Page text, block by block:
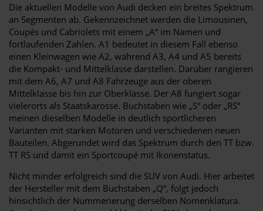
Die aktuellen Modelle von Audi decken ein breites Spektrum
an Segmenten ab. Gekennzeichnet werden die Limousinen,
Coupés und Cabriolets mit einem „A“ im Namen und
fortlaufenden Zahlen. A1 bedeutet in diesem Fall ebenso
einen Kleinwagen wie A2, während A3, A4 und A5 bereits
die Kompakt- und Mittelklasse darstellen. Darüber rangieren
mit dem A6, A7 und A8 Fahrzeuge aus der oberen
Mittelklasse bis hin zur Oberklasse. Der A8 fungiert sogar
vielerorts als Staatskarosse. Buchstaben wie „S“ oder „RS“
meinen dieselben Modelle in deutlich sportlicheren
Varianten mit starken Motoren und verschiedenen neuen
Bauteilen. Abgerundet wird das Spektrum durch den TT bzw.
TT RS und damit ein Sportcoupé mit Ikonenstatus.
Nicht minder erfolgreich sind die SUV von Audi. Hier arbeitet
der Hersteller mit dem Buchstaben „Q“, folgt jedoch
hinsichtlich der Nummerierung derselben Nomenklatura.